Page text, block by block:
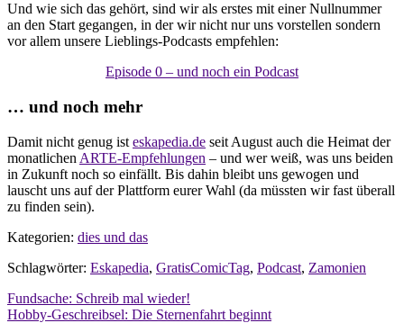
Und wie sich das gehört, sind wir als erstes mit einer Nullnummer
an den Start gegangen, in der wir nicht nur uns vorstellen sondern
vor allem unsere Lieblings-Podcasts empfehlen:
Episode 0 – und noch ein Podcast
… und noch mehr
Damit nicht genug ist eskapedia.de seit August auch die Heimat der
monatlichen ARTE-Empfehlungen – und wer weiß, was uns beiden
in Zukunft noch so einfällt. Bis dahin bleibt uns gewogen und
lauscht uns auf der Plattform eurer Wahl (da müssten wir fast überall
zu finden sein).
Kategorien: dies und das
Schlagwörter: Eskapedia, GratisComicTag, Podcast, Zamonien
Beitragsnavigation
Fundsache: Schreib mal wieder!
Hobby-Geschreibsel: Die Sternenfahrt beginnt